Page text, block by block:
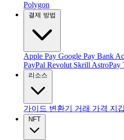
Polygon
결제 방법
Apple Pay Google Pay Bank
PayPal Revolut Skrill AstroPay
리소스
가이드 변환기 거래 가격 지
NFT